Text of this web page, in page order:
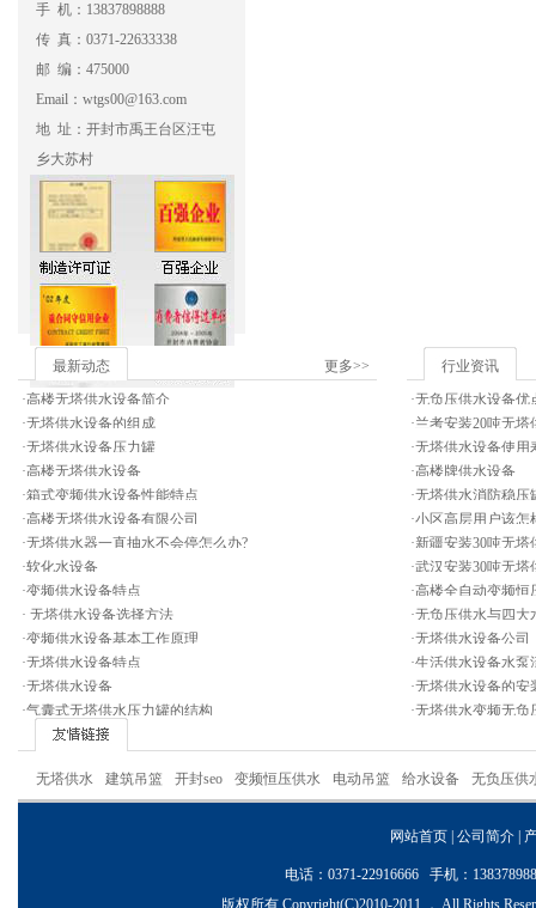
手 机：13837898888
传 真：0371-22633338
邮 编：475000
Email：wtgs00@163.com
地 址：开封市禹王台区汪屯
乡大苏村
最新动态
更多>>
·高楼无塔供水设备简介
·无塔供水设备的组成
·无塔供水设备压力罐
·高楼无塔供水设备
·箱式变频供水设备性能特点
·高楼无塔供水设备有限公司
·无塔供水器一直抽水不会停怎么办?
·软化水设备
·变频供水设备特点
· 无塔供水设备选择方法
·变频供水设备基本工作原理
·无塔供水设备特点
·无塔供水设备
·气囊式无塔供水压力罐的结构
行业资讯
·无负压供水设备优
·兰考安装20吨无塔
·无塔供水设备使用
·高楼牌供水设备
·无塔供水消防稳压
·小区高层用户该怎
·新疆安装30吨无塔
·武汉安装30吨无塔
·高楼全自动变频恒
·无负压供水与四大
·无塔供水设备公司
·生活供水设备水泵
·无塔供水设备的安
·无塔供水变频无负
无塔供水 建筑吊篮 开封seo 变频恒压供水 电动吊篮 给水设备 无负压供
网站首页 公司简介
电话：0371-22916666 手机：
版权所有 Copyright(C)2010-2011 ， All Rights